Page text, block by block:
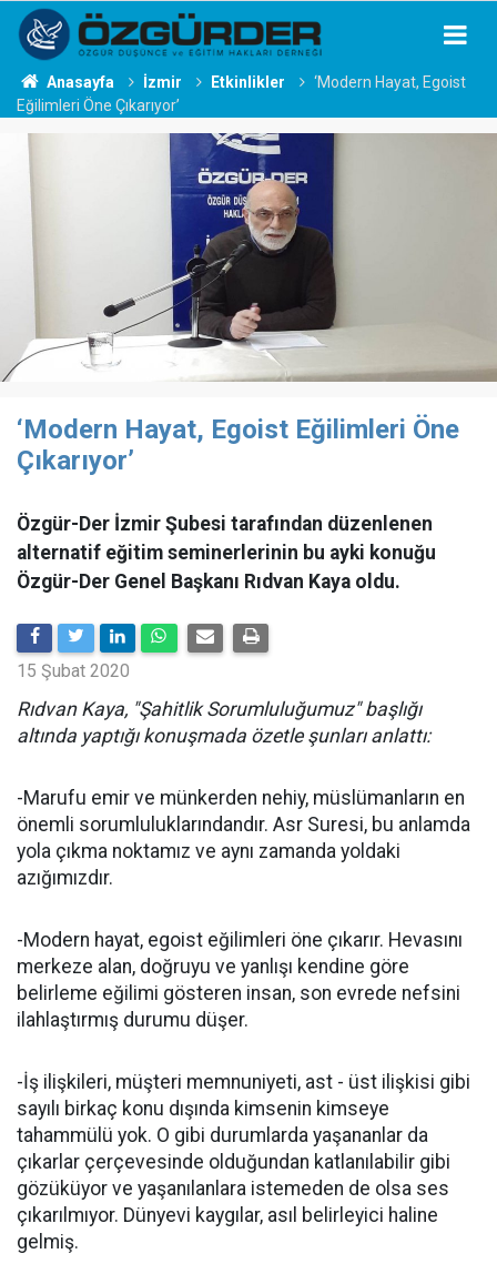
Anasayfa İzmir Etkinlikler
‘Modern Hayat, Egoist
Eğilimleri Öne Çıkarıyor’
‘Modern Hayat, Egoist Eğilimleri Öne
Çıkarıyor’
Özgür-Der İzmir Şubesi tarafından düzenlenen
alternatif eğitim seminerlerinin bu ayki konuğu
Özgür-Der Genel Başkanı Rıdvan Kaya oldu.
15 Şubat 2020
Rıdvan Kaya, "Şahitlik Sorumluluğumuz" başlığı
altında yaptığı konuşmada özetle şunları anlattı:
-Marufu emir ve münkerden nehiy, müslümanların en
önemli sorumluluklarındandır. Asr Suresi, bu anlamda
yola çıkma noktamız ve aynı zamanda yoldaki
azığımızdır.
-Modern hayat, egoist eğilimleri öne çıkarır. Hevasını
merkeze alan, doğruyu ve yanlışı kendine göre
belirleme eğilimi gösteren insan, son evrede nefsini
ilahlaştırmış durumu düşer.
-İş ilişkileri, müşteri memnuniyeti, ast - üst ilişkisi gibi
sayılı birkaç konu dışında kimsenin kimseye
tahammülü yok. O gibi durumlarda yaşananlar da
çıkarlar çerçevesinde olduğundan katlanılabilir gibi
gözüküyor ve yaşanılanlara istemeden de olsa ses
çıkarılmıyor. Dünyevi kaygılar, asıl belirleyici haline
gelmiş.